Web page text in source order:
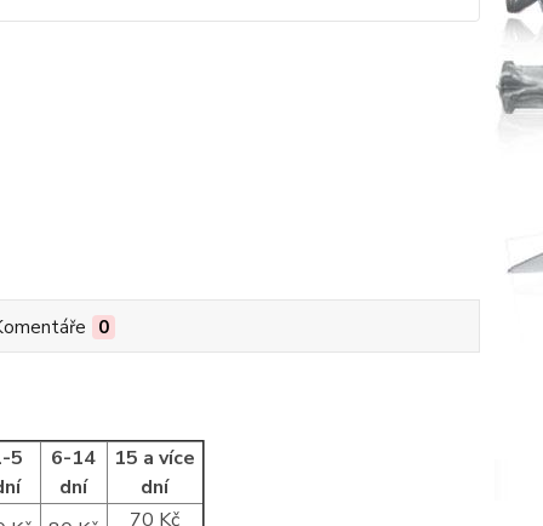
0
5
6-14
dní
15 a více
dní
70 Kč